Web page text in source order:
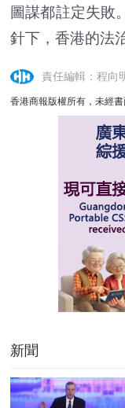
圖謀都註定失敗
針下，香港的法
責任編輯：程向
香港商報版權所有，未經書
新聞